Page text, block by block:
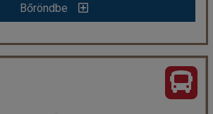
Bőröndbe
és havas hegycsúcsok